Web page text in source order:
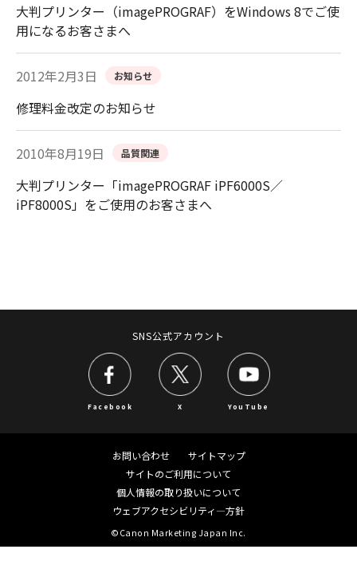
大判プリンター（imagePROGRAF）をWindows 8でご使
用になるお客さまへ
2012年2月3日 お知らせ
修理料金改定のお知らせ
2010年8月19日 品質関連
大判プリンター「imagePROGRAF iPF6000S／
iPF8000S」をご使用のお客さまへ
SNS公式アカウント
Facebook X YouTube
お問い合わせ
サイトマップ
サイトのご利用について
個人情報の取り扱いについて
ウェブアクセシビリティ―方針
©Canon Marketing Japan Inc.